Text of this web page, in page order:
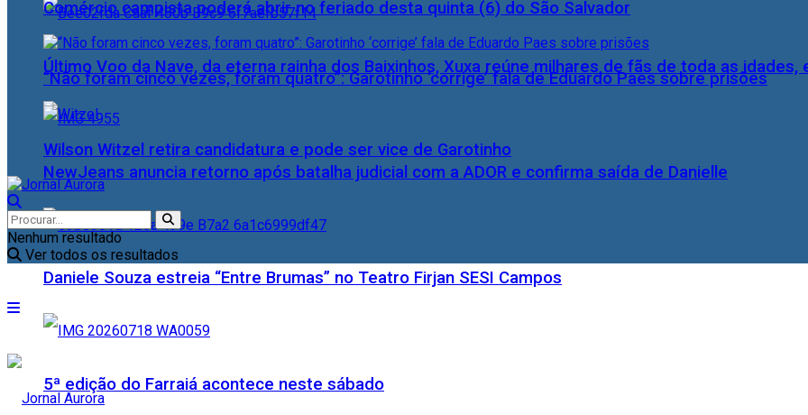
Último Voo da Nave, da eterna rainha dos Baixinhos, Xuxa reúne milhares de fãs de toda as idades,
NewJeans anuncia retorno após batalha judicial com a ADOR e confirma saída de Danielle
Daniele Souza estreia “Entre Brumas” no Teatro Firjan SESI Campos
5ª edição do Farraiá acontece neste sábado
Comércio campista poderá abrir no feriado desta quinta (6) do São Salvador
“Não foram cinco vezes, foram quatro”: Garotinho ‘corrige’ fala de Eduardo Paes sobre prisões
Wilson Witzel retira candidatura e pode ser vice de Garotinho
Nenhum resultado
Ver todos os resultados